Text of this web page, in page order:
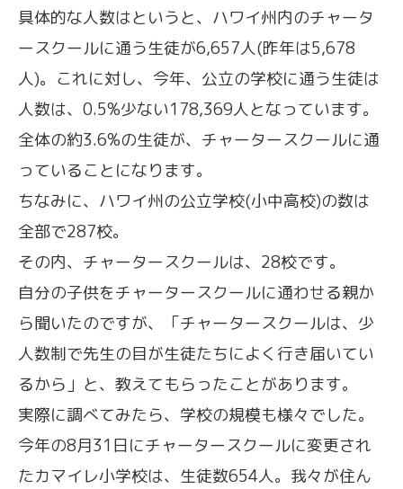
具体的な人数はというと、ハワイ州内のチャータ
ースクールに通う生徒が6,657人(昨年は5,678
人)。これに対し、今年、公立の学校に通う生徒は
人数は、0.5%少ない178,369人となっています。
全体の約3.6%の生徒が、チャータースクールに通
っていることになります。
ちなみに、ハワイ州の公立学校(小中高校)の数は
全部で287校。
その内、チャータースクールは、28校です。
自分の子供をチャータースクールに通わせる親か
ら聞いたのですが、「チャータースクールは、少
人数制で先生の目が生徒たちによく行き届いてい
るから」と、教えてもらったことがあります。
実際に調べてみたら、学校の規模も様々でした。
今年の8月31日にチャータースクールに変更され
たカマイレ小学校は、生徒数654人。我々が住ん